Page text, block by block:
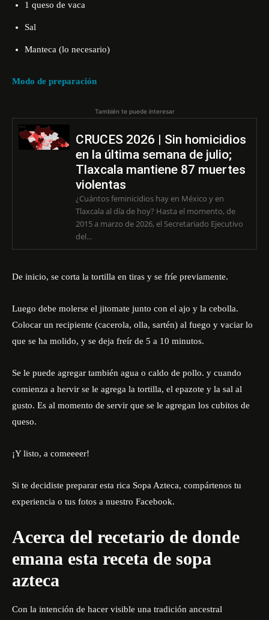
1 queso de vaca
Sal
Manteca (lo necesario)
Modo de preparación
También te puede interesar
CRUCES 2026 | Sin homicidios
en la última semana de julio;
Tlaxcala mantiene 87 muertes
violentas
¿Cuántos feminicidios hay en México y en
Tlaxcala al día de hoy? Hasta el momento, de
2015 a marzo de 2026, el Secretariado Ejecutivo
del...
De inicio, se corta la tortilla en tiras y se fríe previamente.
Luego debe molerse el jitomate junto con el ajo y la cebolla.
Colocar un recipiente (cacerola, olla, sartén) al fuego y vaciar lo
que se ha molido, y se deja freír de 5 a 10 minutos.
Se le puede agregar también agua o caldo de pollo. y cuando
comienza a hervir se le agrega la tortilla, el epazote y la sal al
gusto. Es al momento de servir que se le agregan los cubitos de
queso.
¡Y listo, a comeeeer!
Si te decidiste preparar esta rica Sopa Azteca, compártenos tu
experiencia o tus fotos a nuestro Facebook.
Acerca del recetario de donde
emana esta receta de sopa
azteca
Con la intención de hacer visible una tradición ancestral